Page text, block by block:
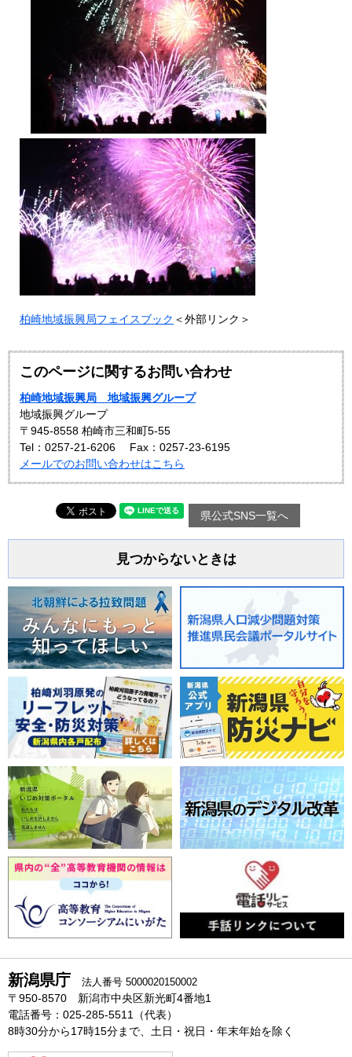
柏崎地域振興局フェイスブック ＜外部リンク＞
このページに関するお問い合わせ
柏崎地域振興局 地域振興グループ
地域振興グループ
〒945-8558 柏崎市三和町5-55
Tel：0257-21-6206
Fax：0257-23-6195
メールでのお問い合わせはこちら
県公式SNS一覧へ
見つからないときは
新潟県庁 法人番号 5000020150002
〒950-8570 新潟市中央区新光町4番地1
電話番号：025-285-5511（代表）
8時30分から17時15分まで、土日・祝日・年末年始を除く